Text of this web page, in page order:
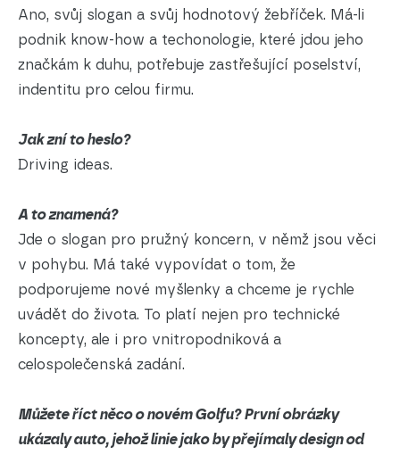
Ano, svůj slogan a svůj hodnotový žebříček. Má-li
podnik know-how a techonologie, které jdou jeho
značkám k duhu, potřebuje zastřešující poselství,
indentitu pro celou firmu.
Jak zní to heslo?
Driving ideas.
A to znamená?
Jde o slogan pro pružný koncern, v němž jsou věci
v pohybu. Má také vypovídat o tom, že
podporujeme nové myšlenky a chceme je rychle
uvádět do života. To platí nejen pro technické
koncepty, ale i pro vnitropodniková a
celospolečenská zadání.
Můžete říct něco o novém Golfu? První obrázky
ukázaly auto, jehož linie jako by přejímaly design od